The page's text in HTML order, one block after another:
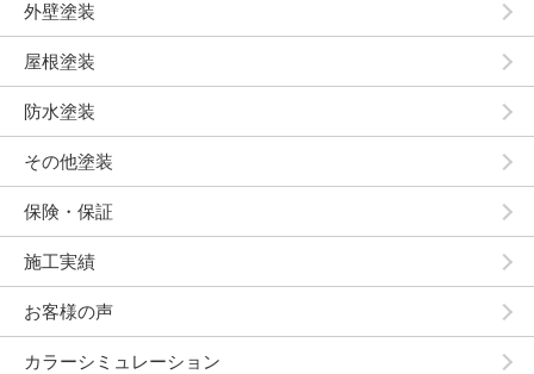
外壁塗装
屋根塗装
防水塗装
その他塗装
保険・保証
施工実績
お客様の声
カラーシミュレーション